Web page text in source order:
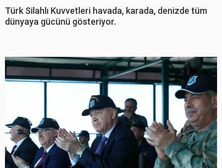
Türk Silahlı Kuvvetleri havada, karada, denizde tüm
dünyaya gücünü gösteriyor.